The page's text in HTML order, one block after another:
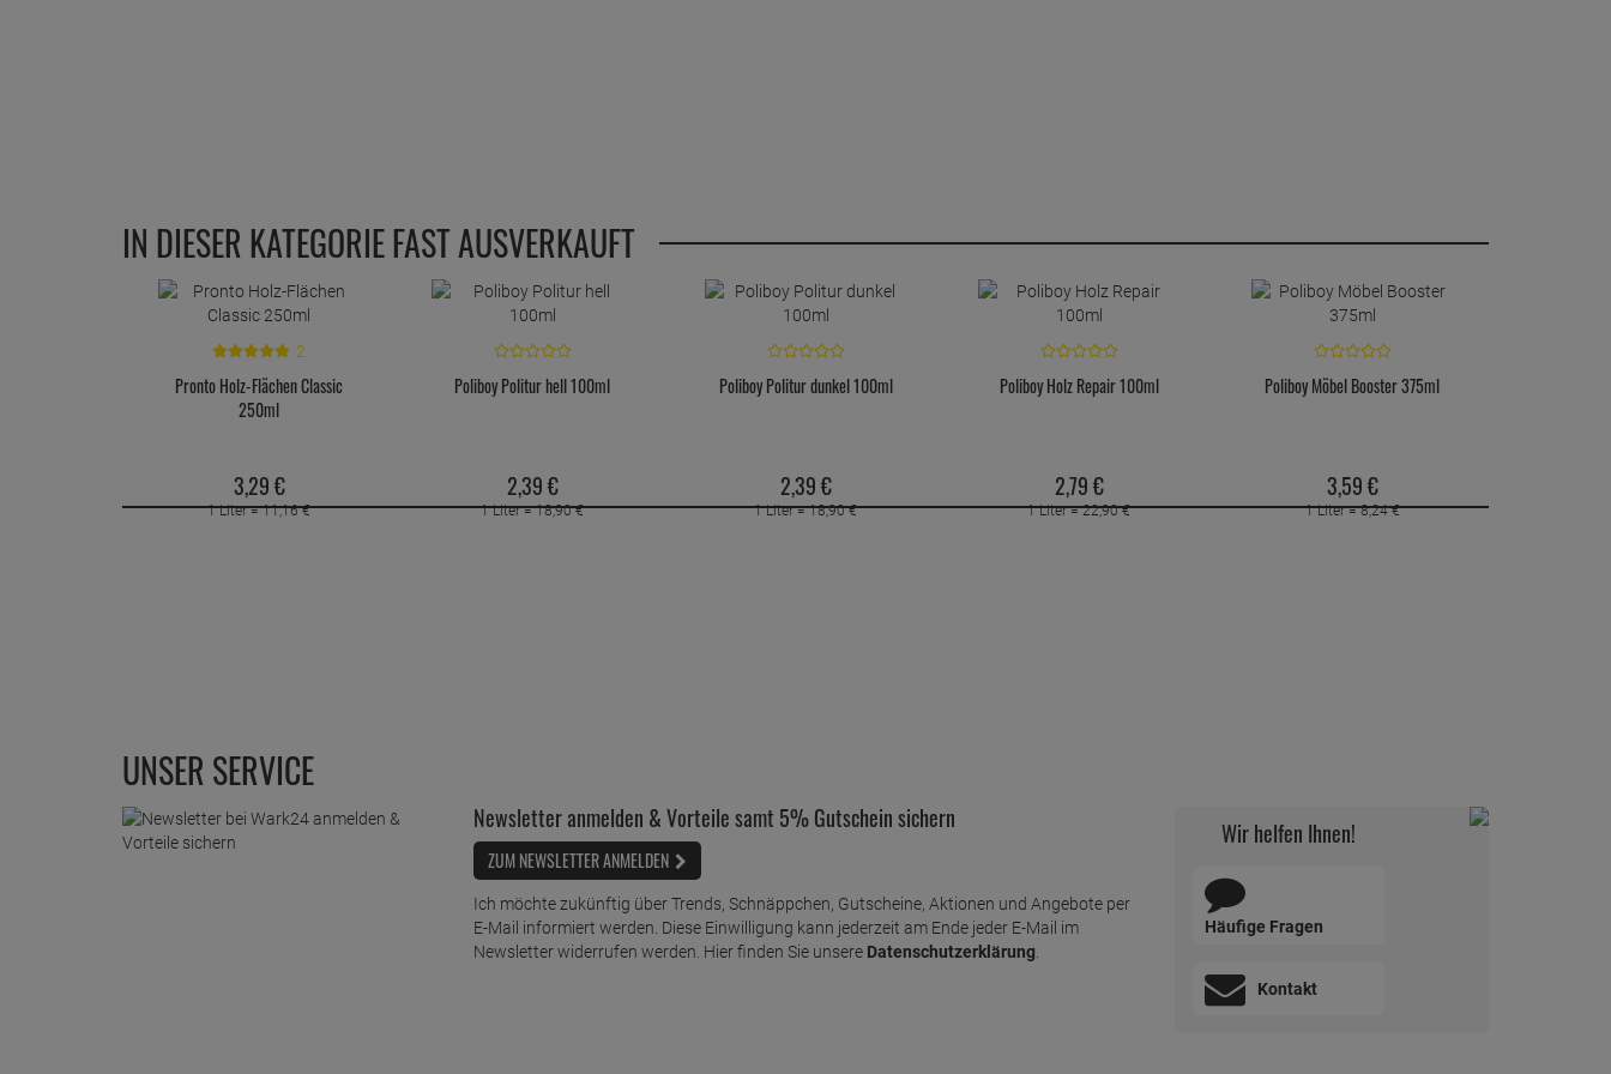
IN DIESER KATEGORIE FAST AUSVERKAUFT
2
Pronto Holz-Flächen Classic
250ml
3,29€
1 Liter =11,16 €
Poliboy Politur hell 100ml
2,39€
1 Liter =18,90 €
Poliboy Politur dunkel 100ml
2,39€
1 Liter =18,90 €
Poliboy Holz Repair 100ml
2,79€
1 Liter =22,90 €
Poliboy Möbel Booster 375ml
3,59€
1 Liter =8,24 €
UNSER SERVICE
Newsletter anmelden & Vorteile samt 5% Gutschein sichern
ZUM NEWSLETTER ANMELDEN
Ich möchte zukünftig über Trends, Schnäppchen, Gutscheine, Aktionen und Angebote per
E-Mail informiert werden. Diese Einwilligung kann jederzeit am Ende jeder E-Mail im
Newsletter widerrufen werden. Hier finden Sie unsere Datenschutzerklärung.
Wir helfen Ihnen!
Häufige Fragen
Kontakt